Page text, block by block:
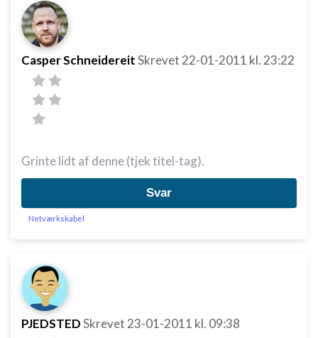
Casper SchneidereitSkrevet 22-01-2011 kl. 23:22
Grinte lidt af denne (tjek titel-tag).
Svar
Netværkskabel
PJEDSTEDSkrevet 23-01-2011 kl. 09:38